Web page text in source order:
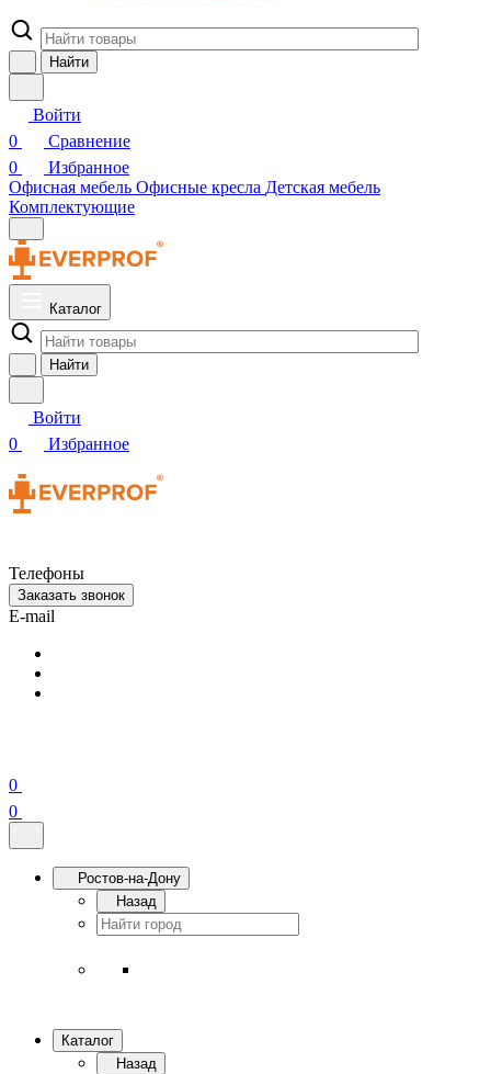
Найти
Войти
0
Сравнение
0
Избранное
Офисная мебель Офисные кресла Детская мебель
Комплектующие
Каталог
Найти
Войти
0
Избранное
Телефоны
Заказать звонок
E-mail
0
0
Ростов-на-Дону
Назад
Каталог
Назад